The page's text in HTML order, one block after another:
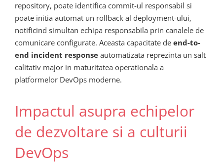
repository, poate identifica commit-ul responsabil si
poate initia automat un rollback al deployment-ului,
notificind simultan echipa responsabila prin canalele de
comunicare configurate. Aceasta capacitate de end-to-
end incident response automatizata reprezinta un salt
calitativ major in maturitatea operationala a
platformelor DevOps moderne.
Impactul asupra echipelor
de dezvoltare si a culturii
DevOps